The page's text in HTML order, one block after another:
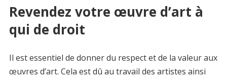
Revendez votre œuvre d’art à
qui de droit
Il est essentiel de donner du respect et de la valeur aux
œuvres d’art. Cela est dû au travail des artistes ainsi